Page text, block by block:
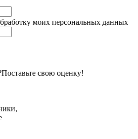
моих персональных данных
Поставьте свою оценку!